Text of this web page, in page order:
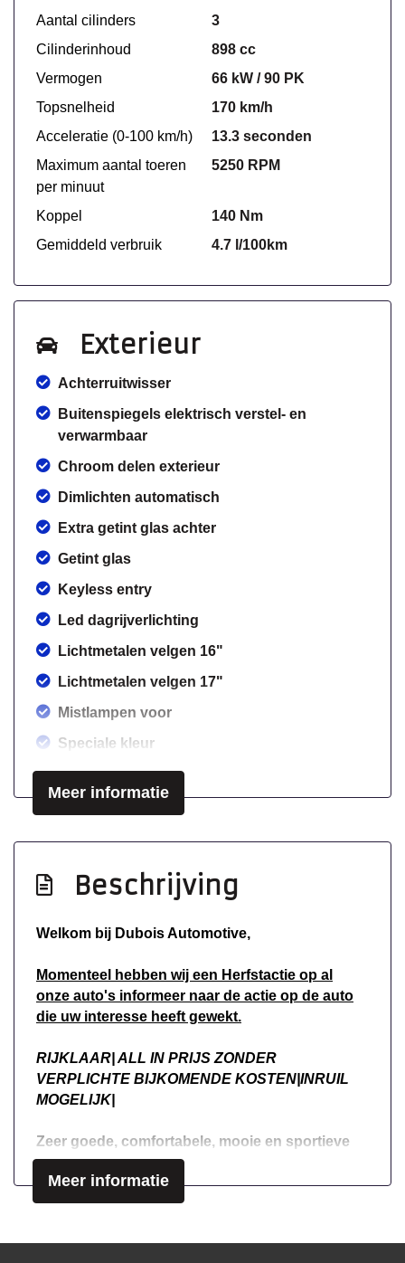
Aantal cilinders
3
Cilinderinhoud
898 cc
Vermogen
66 kW / 90 PK
Topsnelheid
170 km/h
Acceleratie (0-100 km/h)
13.3 seconden
Maximum aantal toeren
per minuut
5250 RPM
Koppel
140 Nm
Gemiddeld verbruik
4.7 l/100km
Exterieur
Achterruitwisser
Buitenspiegels elektrisch verstel- en
verwarmbaar
Chroom delen exterieur
Dimlichten automatisch
Extra getint glas achter
Getint glas
Keyless entry
Led dagrijverlichting
Lichtmetalen velgen 16"
Lichtmetalen velgen 17"
Mistlampen voor
Speciale kleur
Sportvelgen
Overige
Anti doorslip regeling
Bluetooth
Elektronisch stabiliteits programma
Elektronische remkrachtverdeling
Zij airbag(s) voor
Interieur
Achterbank in delen neerklapbaar
Airco
Bestuurdersstoel in hoogte verstelbaar
Meer informatie
Beschrijving
Welkom bij Dubois Automotive,
Momenteel hebben wij een Herfstactie op al
onze auto's informeer naar de actie op de auto
die uw interesse heeft gewekt.
RIJKLAAR| ALL IN PRIJS ZONDER
VERPLICHTE BIJKOMENDE KOSTEN|INRUIL
MOGELIJK|
Zeer goede, comfortabele, mooie en sportieve
auto. Klaar voor een nieuwe eigenaar. Rijdt en
schakelt perfect.
contact met ons op;)
Meer informatie